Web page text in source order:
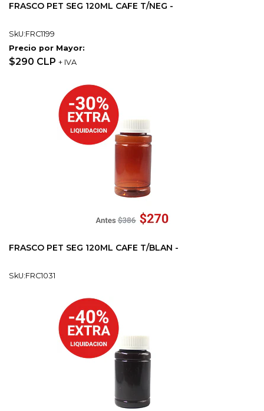
FRASCO PET SEG 120ML CAFE T/NEG -
SkU:FRC1199
Precio por Mayor:
$290 CLP + IVA
FRASCO PET SEG 120ML CAFE T/BLAN -
SkU:FRC1031